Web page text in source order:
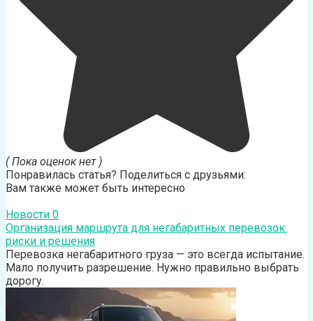
( Пока оценок нет )
Понравилась статья? Поделиться с друзьями:
Вам также может быть интересно
Новости 0
Организация маршрута для негабаритных перевозок:
риски и решения
Перевозка негабаритного груза — это всегда испытание.
Мало получить разрешение. Нужно правильно выбрать
дорогу.